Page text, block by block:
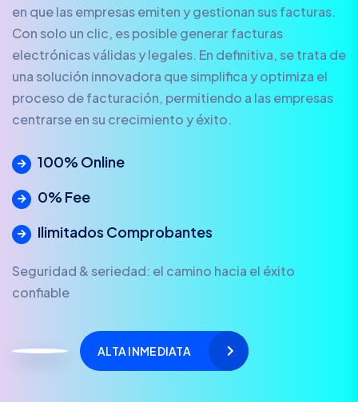
en que las empresas emiten y gestionan sus facturas.
Con solo un clic, es posible generar facturas
electrónicas válidas y legales. En definitiva, se trata de
una solución innovadora que simplifica y optimiza el
proceso de facturación, permitiendo a las empresas
centrarse en su crecimiento y éxito.
100% Online
0% Fee
Ilimitados Comprobantes
Seguridad & seriedad: el camino hacia el éxito
confiable
ALTA INMEDIATA